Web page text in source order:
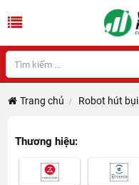
Trang chủ Robot hút bụi
Thương hiệu: